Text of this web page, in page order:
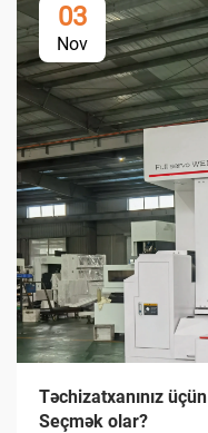
03
Nov
Təchizatxanınız
Seçmək olar?